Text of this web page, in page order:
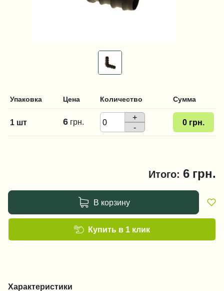
Упаковка Цена Количество Сумма
1 шт 6 грн.
+
-
0 грн.
Итого: 6 грн.
В корзину
Купить в 1 клик
Характеристики